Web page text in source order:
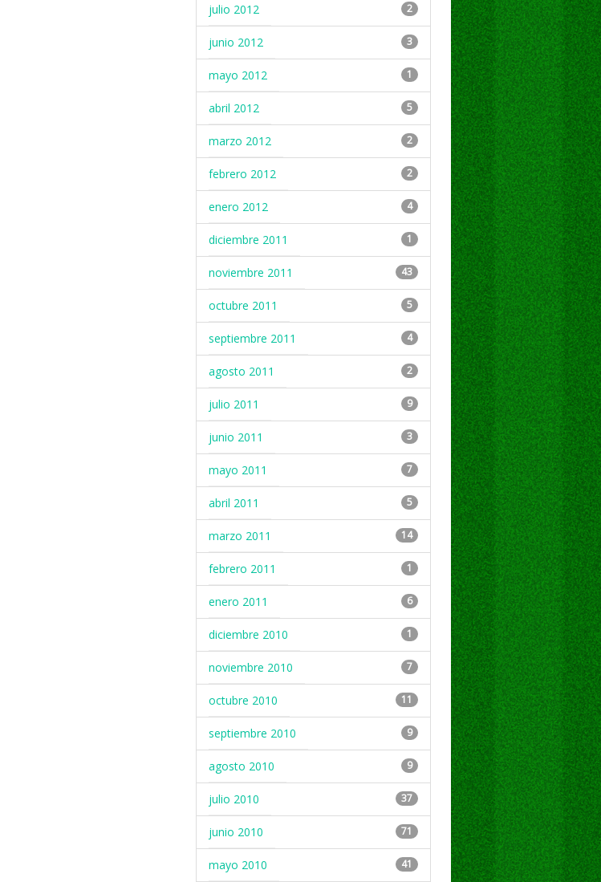
julio 2012 2
junio 2012 3
mayo 2012 1
abril 2012 5
marzo 2012 2
febrero 2012 2
enero 2012 4
diciembre 2011 1
noviembre 2011 43
octubre 2011 5
septiembre 2011 4
agosto 2011 2
julio 2011 9
junio 2011 3
mayo 2011 7
abril 2011 5
marzo 2011 14
febrero 2011 1
enero 2011 6
diciembre 2010 1
noviembre 2010 7
octubre 2010 11
septiembre 2010 9
agosto 2010 9
julio 2010 37
junio 2010 71
mayo 2010 41